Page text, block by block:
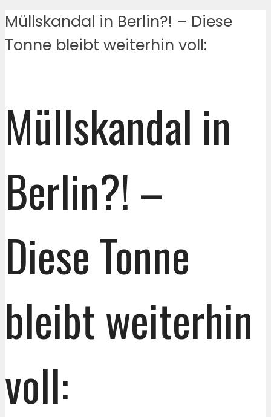
Müllskandal in Berlin?! – Diese
Tonne bleibt weiterhin voll:
Müllskandal in
Berlin?! –
Diese Tonne
bleibt weiterhin
voll: